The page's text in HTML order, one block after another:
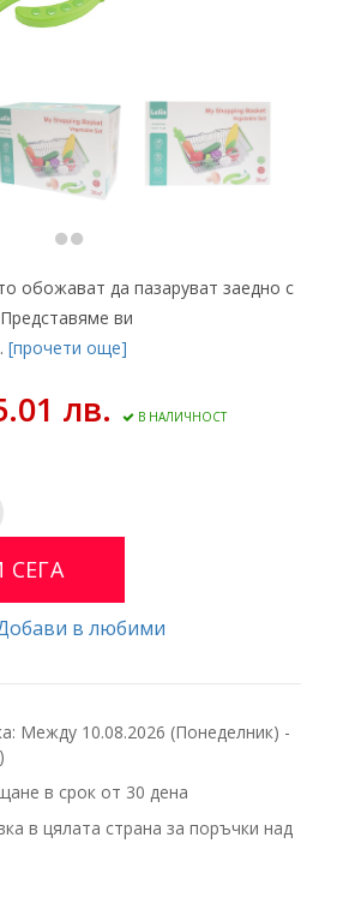
обожават да пазаруват заедно с
ви
[прочети още]
лв. В НАЛИЧНОСТ
СЕГА
в любими
Между 10.08.2026 (Понеделник) -
в срок от 30 дена
в цялата страна за поръчки над